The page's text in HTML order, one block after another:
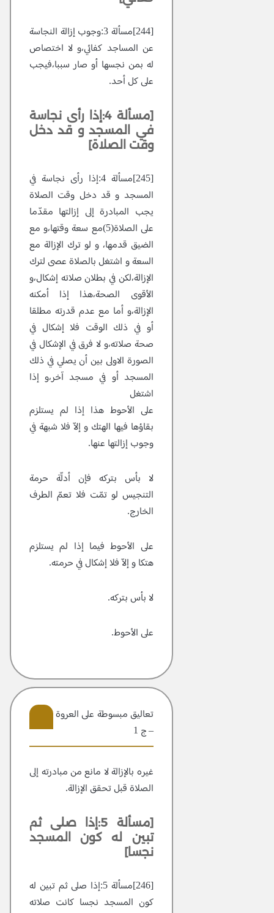
[244]مسألة 3:وجوب إزالة النجاسة
عن المساجد كفائي،و لا اختصاص
له بمن نجسها أو صار سببا،فيجب
على كل أحد.
[مسألة 4:إذا رأى نجاسة
في المسجد و قد دخل
وقت الصلاة]
[245]مسألة 4:إذا رأى نجاسة في
المسجد و قد دخل وقت الصلاة
يجب المبادرة إلى إزالتها مقدّما
على الصلاة(5)مع سعة وقتها،و مع
الضيق قدمها، و لو ترك الإزالة مع
السعة و اشتغل بالصلاة عصى لترك
الإزالة،لكن في بطلان صلاته إشكال،و
الأقوى الصحة،هذا إذا أمكنه
الإزالة،و أما مع عدم قدرته مطلقا
أو في ذلك الوقت فلا إشكال في
صحة صلاته،و لا فرق في الإشكال في
الصورة الاولى بين أن يصلي في ذلك
المسجد أو في مسجد آخر،و إذا
اشتغل
على الأحوط هذا إذا لم يستلزم
بقاؤها فيها الهتك و إلاّ فلا شبهة في
وجوب إزالتها عنها.
لا بأس بتركه فإن أدلّة حرمة
التنجيس لو تمّت فلا تعمّ الطرف
الخارج.
على الأحوط فيما إذا لم يستلزم
هتكا و إلاّ فلا إشكال في حرمته.
لا بأس بتركه.
على الأحوط.
تعاليق مبسوطة علی العروة الوثقی
– ج 1
غيره بالإزالة لا مانع من مبادرته إلى
الصلاة قبل تحقق الإزالة.
[مسألة 5:إذا صلى ثم
تبين له كون المسجد
نجسا]
[246]مسألة 5:إذا صلى ثم تبين له
كون المسجد نجسا كانت صلاته